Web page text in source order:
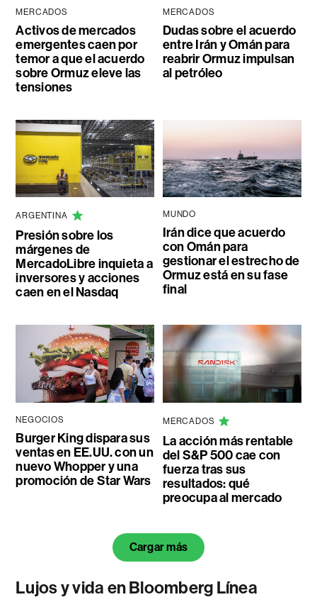
MERCADOS
Activos de mercados
emergentes caen por
temor a que el acuerdo
sobre Ormuz eleve las
tensiones
MERCADOS
Dudas sobre el acuerdo
entre Irán y Omán para
reabrir Ormuz impulsan
al petróleo
ARGENTINA
Presión sobre los
márgenes de
MercadoLibre inquieta a
inversores y acciones
caen en el Nasdaq
MUNDO
Irán dice que acuerdo
con Omán para
gestionar el estrecho de
Ormuz está en su fase
final
NEGOCIOS
Burger King dispara sus
ventas en EE.UU. con un
nuevo Whopper y una
promoción de Star Wars
MERCADOS
La acción más rentable
del S&P 500 cae con
fuerza tras sus
resultados: qué
preocupa al mercado
Cargar más
Lujos y vida en Bloomberg Línea